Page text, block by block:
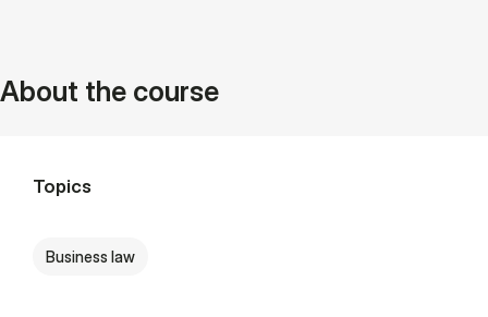
About the course
Topics
Business law